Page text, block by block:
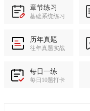
章节练习
基础系统练习
历年真题
往年真题实战
每日一练
每日10题打卡